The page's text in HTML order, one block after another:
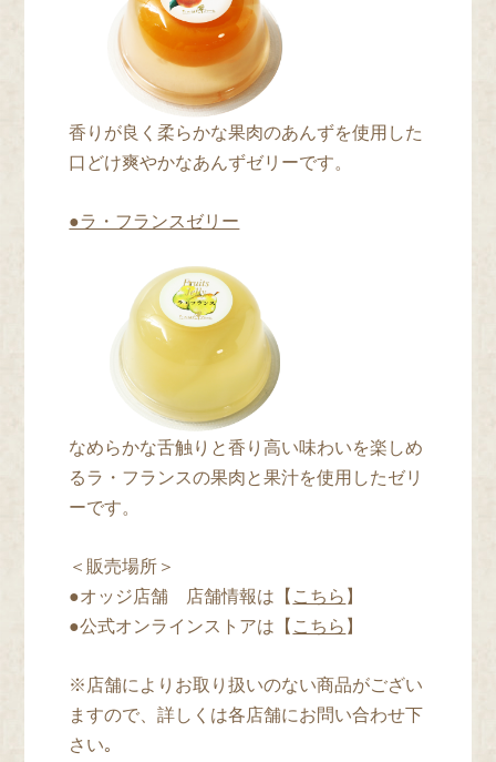
香りが良く柔らかな果肉のあんずを使用した
口どけ爽やかなあんずゼリーです。
●ラ・フランスゼリー
なめらかな舌触りと香り高い味わいを楽しめ
るラ・フランスの果肉と果汁を使用したゼリ
ーです。
＜販売場所＞
●オッジ店舗 店舗情報は【 こちら 】
●公式オンラインストアは【 こちら 】
※店舗によりお取り扱いのない商品がござい
ますので、詳しくは各店舗にお問い合わせ下
さい｡